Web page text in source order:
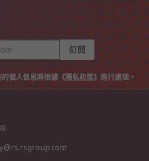
訂閱
個人信息將根據《隱私政策》進行處理。